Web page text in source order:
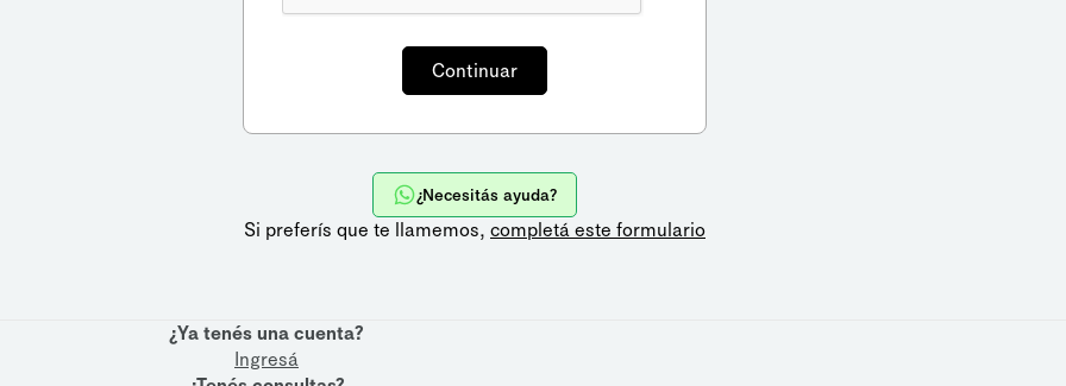
¿Necesitás ayuda?
Si preferís que te llamemos, completá este formulario
¿Ya tenés una cuenta?
Ingresá